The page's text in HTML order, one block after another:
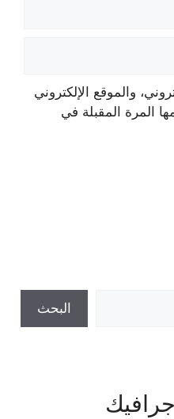
والموقع الإلكتروني
المرة المقبلة في
البحث